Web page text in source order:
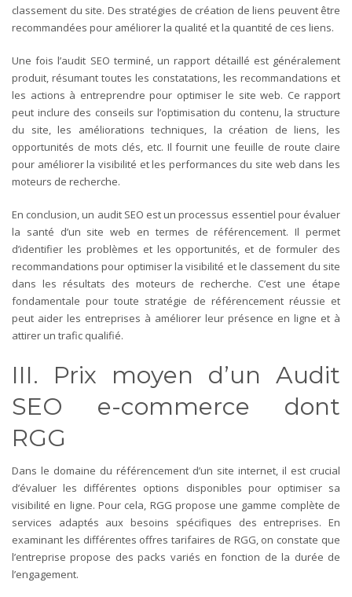
classement du site. Des stratégies de création de liens peuvent être
recommandées pour améliorer la qualité et la quantité de ces liens.
Une fois l’audit SEO terminé, un rapport détaillé est généralement
produit, résumant toutes les constatations, les recommandations et
les actions à entreprendre pour optimiser le site web. Ce rapport
peut inclure des conseils sur l’optimisation du contenu, la structure
du site, les améliorations techniques, la création de liens, les
opportunités de mots clés, etc. Il fournit une feuille de route claire
pour améliorer la visibilité et les performances du site web dans les
moteurs de recherche.
En conclusion, un audit SEO est un processus essentiel pour évaluer
la santé d’un site web en termes de référencement. Il permet
d’identifier les problèmes et les opportunités, et de formuler des
recommandations pour optimiser la visibilité et le classement du site
dans les résultats des moteurs de recherche. C’est une étape
fondamentale pour toute stratégie de référencement réussie et
peut aider les entreprises à améliorer leur présence en ligne et à
attirer un trafic qualifié.
III. Prix moyen d’un Audit
SEO e-commerce dont
RGG
Dans le domaine du référencement d’un site internet, il est crucial
d’évaluer les différentes options disponibles pour optimiser sa
visibilité en ligne. Pour cela, RGG propose une gamme complète de
services adaptés aux besoins spécifiques des entreprises. En
examinant les différentes offres tarifaires de RGG, on constate que
l’entreprise propose des packs variés en fonction de la durée de
l’engagement.